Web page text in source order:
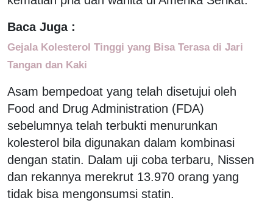
Baca Juga :
Gejala Kolesterol Tinggi yang Bisa Terasa di Jari
Tangan dan Kaki
Asam bempedoat yang telah disetujui oleh
Food and Drug Administration (FDA)
sebelumnya telah terbukti menurunkan
kolesterol bila digunakan dalam kombinasi
dengan statin. Dalam uji coba terbaru, Nissen
dan rekannya merekrut 13.970 orang yang
tidak bisa mengonsumsi statin.